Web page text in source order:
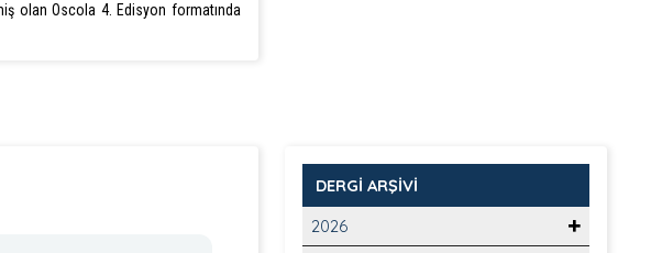
olan Oscola 4. Edisyon formatında
DERGİ ARŞİVİ
2026